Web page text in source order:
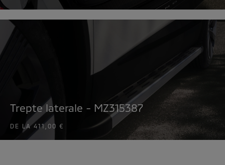
Trepte laterale - MZ315387
DE LA411,00 €